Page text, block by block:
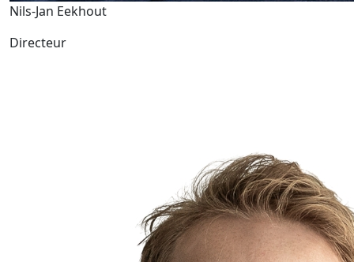
Nils-Jan Eekhout
Directeur